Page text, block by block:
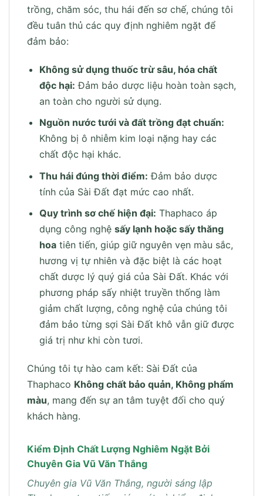
trồng, chăm sóc, thu hái đến sơ chế, chúng tôi
đều tuân thủ các quy định nghiêm ngặt để
đảm bảo:
Không sử dụng thuốc trừ sâu, hóa chất
độc hại: Đảm bảo dược liệu hoàn toàn sạch,
an toàn cho người sử dụng.
Nguồn nước tưới và đất trồng đạt chuẩn:
Không bị ô nhiễm kim loại nặng hay các
chất độc hại khác.
Thu hái đúng thời điểm: Đảm bảo dược
tính của Sài Đất đạt mức cao nhất.
Quy trình sơ chế hiện đại: Thaphaco áp
dụng công nghệ sấy lạnh hoặc sấy thăng
hoatiên tiến, giúp giữ nguyên vẹn màu sắc,
hương vị tự nhiên và đặc biệt là các hoạt
chất dược lý quý giá của Sài Đất. Khác với
phương pháp sấy nhiệt truyền thống làm
giảm chất lượng, công nghệ của chúng tôi
đảm bảo từng sợi Sài Đất khô vẫn giữ được
giá trị như khi còn tươi.
Chúng tôi tự hào cam kết: Sài Đất của
Thaphaco Không chất bảo quản, Không phẩm
màu, mang đến sự an tâm tuyệt đối cho quý
khách hàng.
Kiểm Định Chất Lượng Nghiêm Ngặt Bởi
Chuyên Gia Vũ Văn Thắng
Chuyên gia Vũ Văn Thắng, người sáng lập